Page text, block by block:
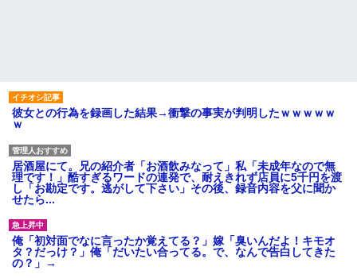
彼女との行為を録画した結果→衝撃の事実が判明したｗｗｗｗｗ
ｗ
居酒屋にて。兄の紹介者「お酒飲みなって」私「未成年なので無
理です！」酷すぎるワードの連発で、耐えきれず店員に5千円を渡
し「お勘定です。逃がして下さい」その後、録音内容を父に聞か
せたら...
俺「初対面でなに言ったか覚えてる？」嫁「臭いんだよ！キモオ
タ？だっけ？」俺「だいたい合ってる。で、なんで告白してきた
の？」→